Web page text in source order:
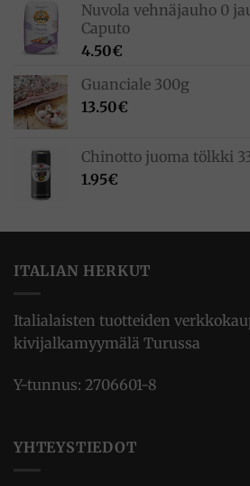
Nuvola vehnäjauho 0
Caputo
4.50€
Guanciale 300g
13.50€
Chinotto juoma tölkki
1.95€
ITALIAN HERKUT
Italialaisten tuotteiden
kivijalkamyymälä Turussa
Y-tunnus: 2706601-8
YHTEYSTIEDOT